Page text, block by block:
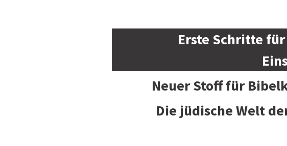
Erste Schritte
Neuer Stoff für
Die jüdische Welt